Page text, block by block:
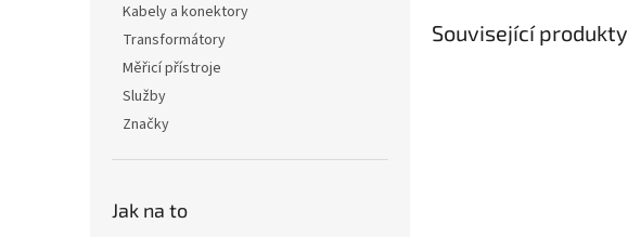
Kabely a konektory
Transformátory
Měřicí přístroje
Služby
Značky
Jak na to
Související produkty